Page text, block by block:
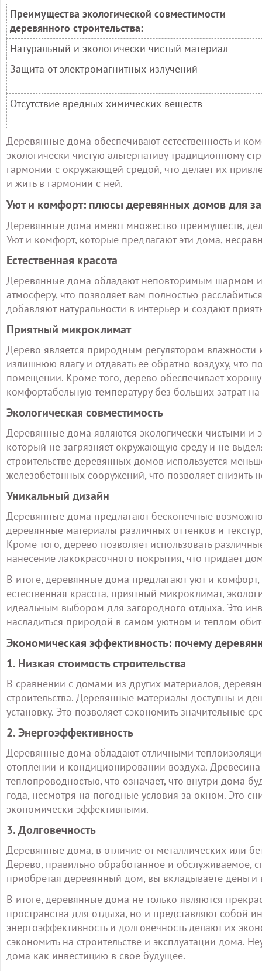
Преимущества экологической совместимости
деревянного строительства:
Натуральный и экологически чистый материал
Защита от электромагнитных излучений
Отсутствие вредных химических веществ
Деревянные дома обеспечивают естественность и
экологически чистую альтернативу традиционному
гармонии с окружающей средой, что делает их
и жить в гармонии с ней.
Уют и комфорт: плюсы деревянных домов для
Деревянные дома имеют множество преимуществ,
Уют и комфорт, которые предлагают эти дома,
Естественная красота
Деревянные дома обладают неповторимым шармом и
атмосферу, что позволяет вам полностью
добавляют натуральности в интерьер и создают
Приятный микроклимат
Дерево является природным регулятором
излишнюю влагу и отдавать ее обратно воздуху, что
помещении. Кроме того, дерево обеспечивает
комфортабельную температуру без больших затрат
Экологическая совместимость
Деревянные дома являются экологически чистыми
который не загрязняет окружающую среду и не
строительстве деревянных домов используется
железобетонных сооружений, что позволяет
Уникальный дизайн
Деревянные дома предлагают бесконечные
деревянные материалы различных оттенков и
Кроме того, дерево позволяет использовать
нанесение лакокрасочного покрытия, что придает
В итоге, деревянные дома предлагают уют и
естественная красота, приятный микроклимат,
идеальным выбором для загородного отдыха. Это
насладиться природой в самом уютном и теплом
Экономическая эффективность: почему
1. Низкая стоимость строительства
В сравнении с домами из других материалов,
строительства. Деревянные материалы доступны и
установку. Это позволяет сэкономить значительные
2. Энергоэффективность
Деревянные дома обладают отличными
отоплении и кондиционировании воздуха.
теплопроводностью, что означает, что внутри дома
года, несмотря на погодные условия за окном. Это
экономически эффективными.
3. Долговечность
Деревянные дома, в отличие от металлических или
Дерево, правильно обработанное и обслуживаемое,
приобретая деревянный дом, вы вкладываете
В итоге, деревянные дома не только являются
пространства для отдыха, но и представляют собой
энергоэффективность и долговечность делают их
сэкономить на строительстве и эксплуатации дома.
дома как инвестицию в свое будущее.